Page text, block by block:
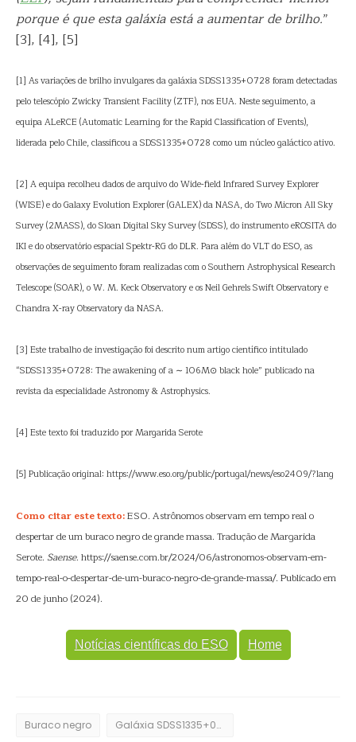
porque é que esta galáxia está a aumentar de brilho.”
[3], [4], [5]
[1] As variações de brilho invulgares da galáxia SDSS1335+0728 foram detectadas
pelo telescópio Zwicky Transient Facility (ZTF), nos EUA. Neste seguimento, a
equipa ALeRCE (Automatic Learning for the Rapid Classification of Events),
liderada pelo Chile, classificou a SDSS1335+0728 como um núcleo galáctico ativo.
[2] A equipa recolheu dados de arquivo do Wide-field Infrared Survey Explorer
(WISE) e do Galaxy Evolution Explorer (GALEX) da NASA, do Two Micron All Sky
Survey (2MASS), do Sloan Digital Sky Survey (SDSS), do instrumento eROSITA do
IKI e do observatório espacial Spektr-RG do DLR. Para além do VLT do ESO, as
observações de seguimento foram realizadas com o Southern Astrophysical Research
Telescope (SOAR), o W. M. Keck Observatory e os Neil Gehrels Swift Observatory e
Chandra X-ray Observatory da NASA.
[3] Este trabalho de investigação foi descrito num artigo científico intitulado
“SDSS1335+0728: The awakening of a ∼ 106M⊙ black hole” publicado na
revista da especialidade Astronomy & Astrophysics.
[4] Este texto foi traduzido por Margarida Serote
[5] Publicação original: https://www.eso.org/public/portugal/news/eso2409/?lang
Como citar este texto:ESO. Astrônomos observam em tempo real o
despertar de um buraco negro de grande massa. Tradução de Margarida
Serote. Saense. https://saense.com.br/2024/06/astronomos-observam-em-
tempo-real-o-despertar-de-um-buraco-negro-de-grande-massa/. Publicado em
20 de junho (2024).
Notícias científicas do ESO Home
Buraco negro Galáxia SDSS1335+0728